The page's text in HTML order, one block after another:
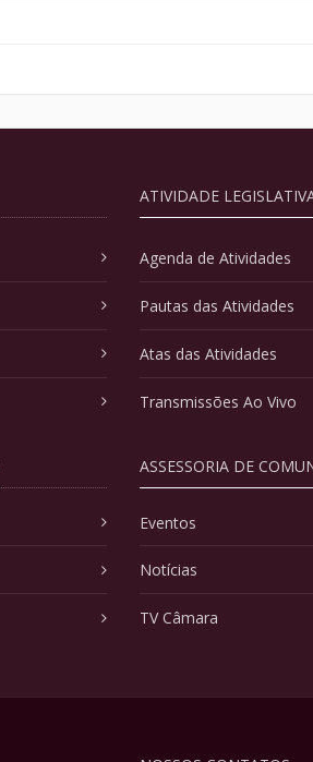
ATIVIDADE
Agenda de Atividades
Pautas das Atividades
Atas das Atividades
Transmissões Ao Vivo
ASSESSORIA DE
Eventos
Notícias
TV Câmara